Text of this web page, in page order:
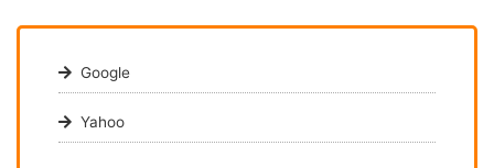
Google
Yahoo